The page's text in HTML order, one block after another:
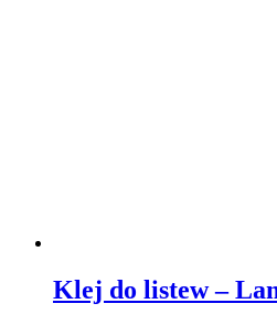
Klej do listew –